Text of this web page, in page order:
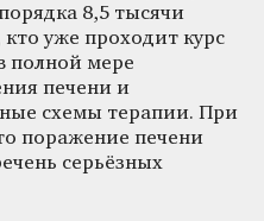
8,5 тысячи
уже проходит курс
полной мере
печени и
схемы терапии. При
поражение печени
серьёзных